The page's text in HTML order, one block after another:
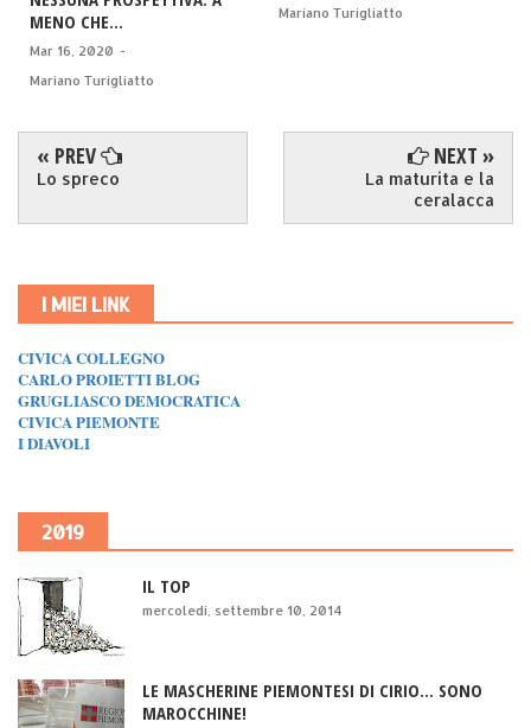
MENO CHE...
Mar 16, 2020 -
Mariano Turigliatto
Mariano Turigliatto
« PREV
Lo spreco
NEXT »
La maturita e la
ceralacca
I MIEI LINK
CIVICA COLLEGNO
CARLO PROIETTI BLOG
GRUGLIASCO DEMOCRATICA
CIVICA PIEMONTE
I DIAVOLI
2019
IL TOP
mercoledì, settembre 10, 2014
LE MASCHERINE PIEMONTESI DI CIRIO... SONO
MAROCCHINE!